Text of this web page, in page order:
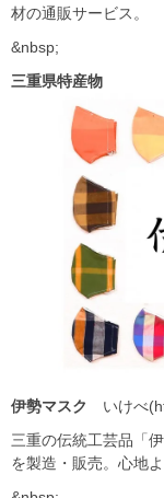
材の通販サービス。
&nbsp;
三重県特産物
伊勢マスク
いけべ
三重の伝統工芸品「
を製造・販売。心地